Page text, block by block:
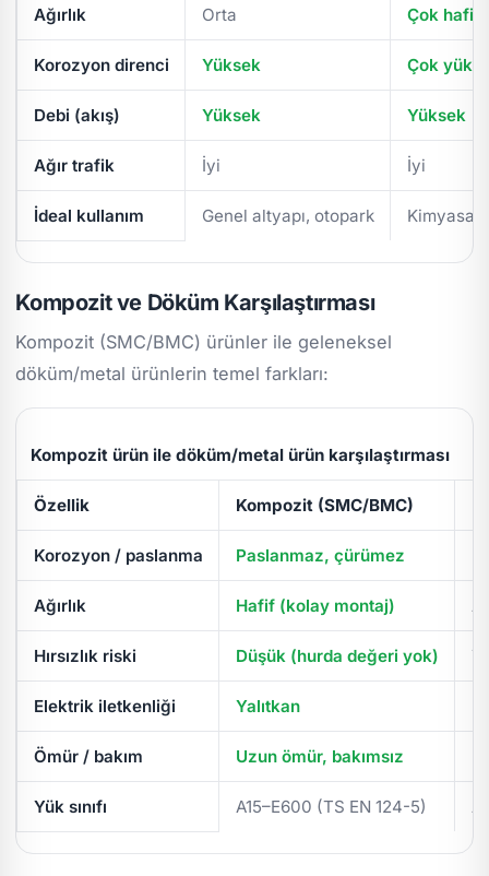
Ağırlık Orta Çok hafif
Korozyon direnci Yüksek Çok
Debi (akış) Yüksek Yüksek
Ağır trafik İyi İyi
İdeal kullanım Genel altyapı, otopark
Kompozit ve Döküm Karşılaştırması
Kompozit (SMC/BMC) ürünler ile geleneksel
döküm/metal ürünlerin temel farkları:
Kompozit ürün ile döküm/metal ürün karşılaştırması
Özellik Kompozit (SMC/BMC)
Korozyon / paslanma Paslanmaz, çürümez
Ağırlık Hafif (kolay montaj)
Hırsızlık riski Düşük (hurda değeri yok)
Elektrik iletkenliği Yalıtkan
Ömür / bakım Uzun ömür, bakımsız
Yük sınıfı A15–E600 (TS EN 124-5)